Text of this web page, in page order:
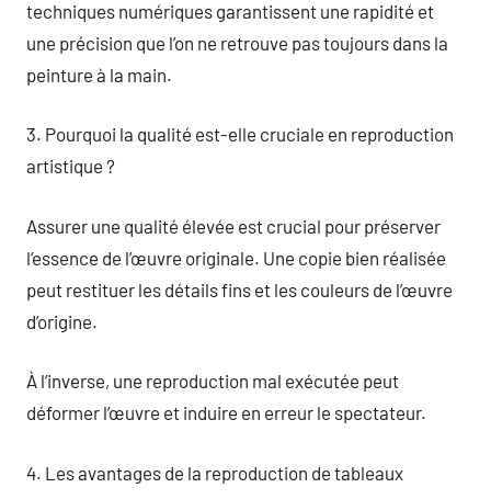
techniques numériques garantissent une rapidité et
une précision que l’on ne retrouve pas toujours dans la
peinture à la main.
3. Pourquoi la qualité est-elle cruciale en reproduction
artistique ?
Assurer une qualité élevée est crucial pour préserver
l’essence de l’œuvre originale. Une copie bien réalisée
peut restituer les détails fins et les couleurs de l’œuvre
d’origine.
À l’inverse, une reproduction mal exécutée peut
déformer l’œuvre et induire en erreur le spectateur.
4. Les avantages de la reproduction de tableaux